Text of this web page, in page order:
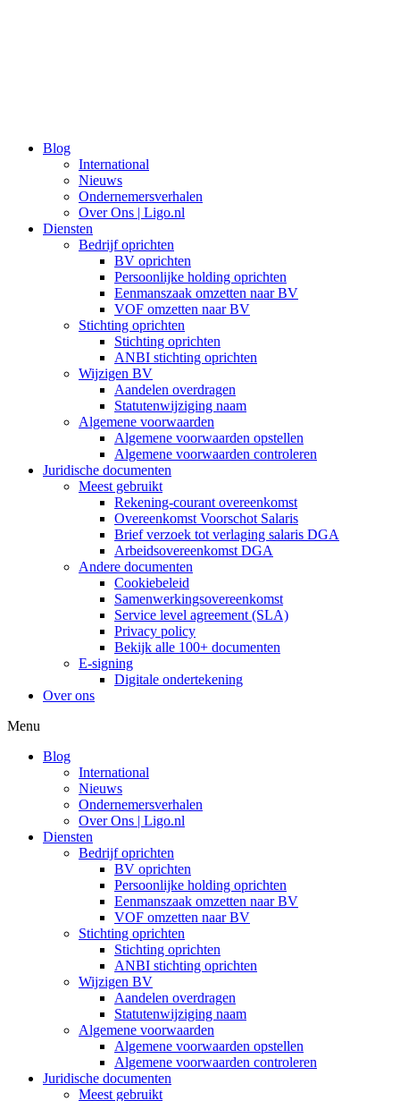
Blog
International
Nieuws
Ondernemersverhalen
Over Ons | Ligo.nl
Diensten
Bedrijf oprichten
BV oprichten
Persoonlijke holding oprichten
Eenmanszaak omzetten naar BV
VOF omzetten naar BV
Stichting oprichten
Stichting oprichten
ANBI stichting oprichten
Wijzigen BV
Aandelen overdragen
Statutenwijziging naam
Algemene voorwaarden
Algemene voorwaarden opstellen
Algemene voorwaarden controleren
Juridische documenten
Meest gebruikt
Rekening-courant overeenkomst
Overeenkomst Voorschot Salaris
Brief verzoek tot verlaging salaris DGA
Arbeidsovereenkomst DGA
Andere documenten
Cookiebeleid
Samenwerkingsovereenkomst
Service level agreement (SLA)
Privacy policy
Bekijk alle 100+ documenten
E-signing
Digitale ondertekening
Over ons
Menu
Blog
International
Nieuws
Ondernemersverhalen
Over Ons | Ligo.nl
Diensten
Bedrijf oprichten
BV oprichten
Persoonlijke holding oprichten
Eenmanszaak omzetten naar BV
VOF omzetten naar BV
Stichting oprichten
Stichting oprichten
ANBI stichting oprichten
Wijzigen BV
Aandelen overdragen
Statutenwijziging naam
Algemene voorwaarden
Algemene voorwaarden opstellen
Algemene voorwaarden controleren
Juridische documenten
Meest gebruikt